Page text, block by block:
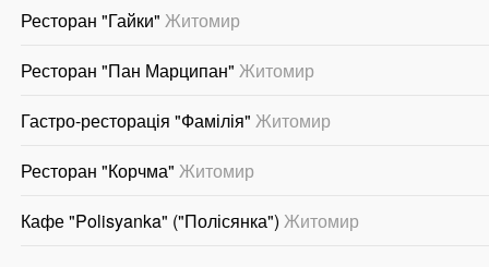
Ресторан "Гайки" Житомир
Ресторан "Пан Марципан" Житомир
Гастро-ресторація "Фамілія" Житомир
Ресторан "Корчма" Житомир
Кафе "Polisyanka" ("Полісянка") Житомир